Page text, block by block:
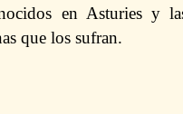
en Asturies y
que los sufran.